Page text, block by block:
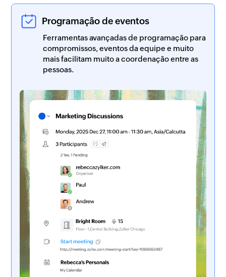
Programação de eventos
Ferramentas avançadas de programação para
compromissos, eventos da equipe e muito
mais facilitam muito a coordenação entre as
pessoas.